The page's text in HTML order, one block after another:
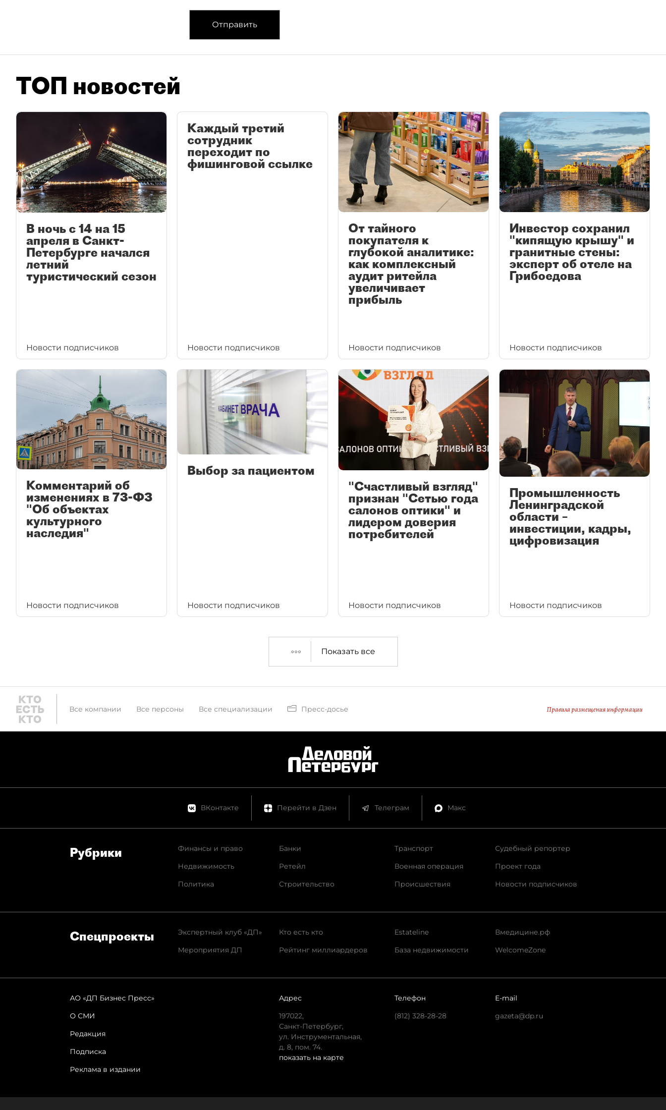
Отправить
ТОП новостей
В ночь с 14 на 15
апреля в Санкт-
Петербурге начался
летний
туристический сезон
Новости подписчиков
Каждый третий
сотрудник
переходит по
фишинговой ссылке
Новости подписчиков
От тайного
покупателя к
глубокой аналитике:
как комплексный
аудит ритейла
увеличивает
прибыль
Новости подписчиков
Инвестор сохранил
"кипящую крышу" и
гранитные стены:
эксперт об отеле на
Грибоедова
Новости подписчиков
Комментарий об
изменениях в 73-ФЗ
"Об объектах
культурного
наследия"
Новости подписчиков
Выбор за пациентом
Новости подписчиков
"Счастливый взгляд"
признан "Сетью года
салонов оптики" и
лидером доверия
потребителей
Новости подписчиков
Промышленность
Ленинградской
области –
инвестиции, кадры,
цифровизация
Новости подписчиков
Показать все
Все компании Все персоны Все специализации Пресс-досье Правила размещения информации
ВКонтакте Перейти в Дзен Телеграм Макс
Рубрики
Финансы и право
Недвижимость
Политика
Банки
Ретейл
Строительство
Транспорт
Военная операция
Происшествия
Судебный репортер
Проект года
Новости подписчиков
Спец­проекты
Экспертный клуб «ДП»
Мероприятия ДП
Кто есть кто
Рейтинг миллиардеров
Estateline
База недвижимости
Вмедицине.рф
WelcomeZone
АО «ДП Бизнес Пресс»
О СМИ
Редакция
Подписка
Реклама в издании
Адрес
197022,
Санкт-Петербург,
ул. Инструментальная,
д. 8, пом. 74.
показать на карте
Телефон
(812) 328-28-28
E-mail
gazeta@dp.ru